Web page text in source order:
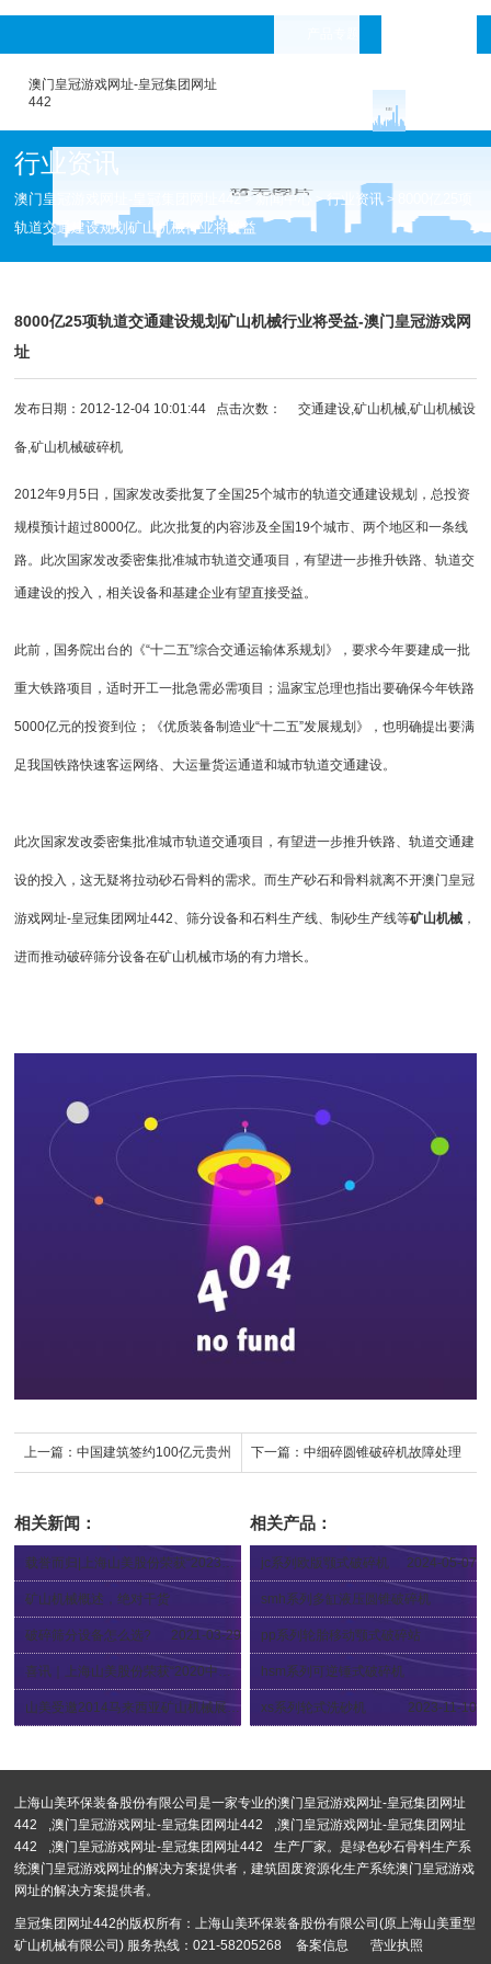
澳门皇冠游戏网址-皇冠集团网址
442
行业资讯
澳门皇冠游戏网址-皇冠集团网址442>新闻中心 >行业资讯 >
轨道交通建设规划矿山机械行业将受益
8000亿25项轨道交通建设规划矿山机械行业将受益-澳门皇冠游戏网
址
发布日期：2012-12-04 10:01:44 点击次数：交通建设,矿山机械,矿山机械设
备,矿山机械破碎机
2012年9月5日，国家发改委批复了全国25个城市的轨道交通建设规划，总投资
规模预计超过8000亿。此次批复的内容涉及全国19个城市、两个地区和一条线
路。此次国家发改委密集批准城市轨道交通项目，有望进一步推升铁路、轨道交
通建设的投入，相关设备和基建企业有望直接受益。
此前，国务院出台的《“十二五”综合交通运输体系规划》，要求今年要建成一批
重大铁路项目，适时开工一批急需必需项目；温家宝总理也指出要确保今年铁路
5000亿元的投资到位；《优质装备制造业“十二五”发展规划》，也明确提出要满
足我国铁路快速客运网络、大运量货运通道和城市轨道交通建设。
此次国家发改委密集批准城市轨道交通项目，有望进一步推升铁路、轨道交通建
设的投入，这无疑将拉动砂石骨料的需求。而生产砂石和骨料就离不开澳门皇冠
游戏网址-皇冠集团网址442、筛分设备和石料生产线、制砂生产线等矿山机械 ，
进而推动破碎筛分设备在矿山机械市场的有力增长。
上一篇： 中国建筑签约100亿元贵州 下一篇：中细碎圆锥破碎机故障处理
相关新闻：
载誉而归|上海山美股份荣获“2023年福建省矿山用装备优质品牌”
2023-08-05
矿山机械概述，绝对干货
2022-08-29
破碎筛分设备怎么选? 2021-03-29
喜讯｜上海山美股份荣获“2020中国建材企业500强”、“2020中国砂...
2020-11-09山美受邀2014马来西亚矿山机械展览会(aseanmach)
相关产品：
jc系列欧版颚式破碎机 2024-05-07
smh系列多缸液压圆锥破碎机
2012-12-04
pp系列轮胎移动颚式破碎站
2024-04-12
hsm系列可逆锤式破碎机
2023-02-02
xs系列轮式洗砂机 2023-11-10
上海山美环保装备股份有限公司是一家专业的澳门皇冠游戏网址-皇冠集团网址
442
,澳门皇冠游戏网址-皇冠集团网址442 ,澳门皇冠游戏网址-皇冠集团网址
442
,澳门皇冠游戏网址-皇冠集团网址442
生产厂家。是绿色砂石骨料生产系
统澳门皇冠游戏网址的解决方案提供者，建筑固废资源化生产系统澳门皇冠游戏
网址的解决方案提供者。
皇冠集团网址442的版权所有：上海山美环保装备股份有限公司(原上海山美重型
矿山机械有限公司) 服务热线：021-58205268
备案信息 营业执照